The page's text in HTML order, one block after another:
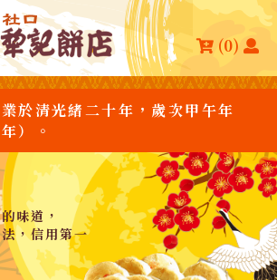
(0)
於清光緒二十年，歲次甲午年
）。
味道，
，信用第一